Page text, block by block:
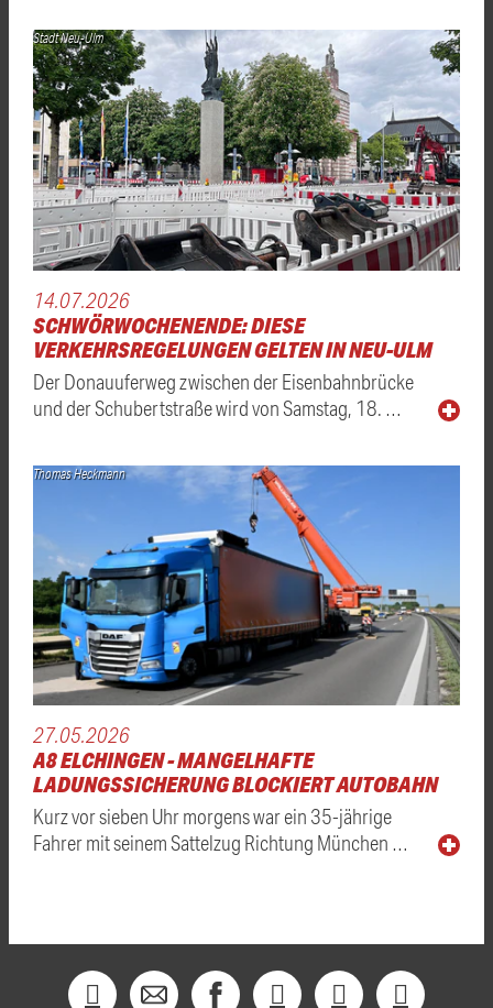
Stadt Neu-Ulm
14.07.2026
SCHWÖRWOCHENENDE: DIESE
VERKEHRSREGELUNGEN GELTEN IN NEU-ULM
Der Donauuferweg zwischen der Eisenbahnbrücke
und der Schubertstraße wird von Samstag, 18. …
Thomas Heckmann
27.05.2026
A8 ELCHINGEN - MANGELHAFTE
LADUNGSSICHERUNG BLOCKIERT AUTOBAHN
Kurz vor sieben Uhr morgens war ein 35-jährige
Fahrer mit seinem Sattelzug Richtung München …